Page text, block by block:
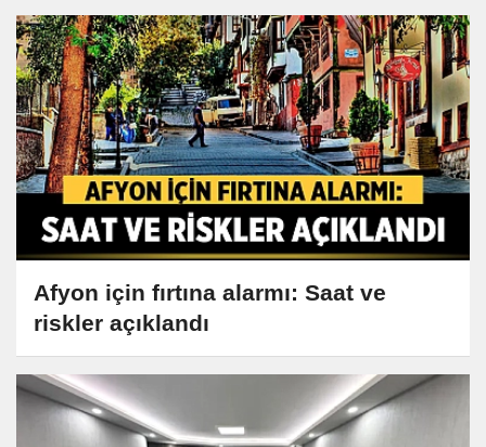
Afyon için fırtına alarmı: Saat ve
riskler açıklandı